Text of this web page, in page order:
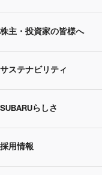
SUBARUのありたい姿
SUBARU 2025方針
事業所・関係会社
ニュースルームトップ
ニュースリリース
株主・投資家の皆様へ
株主・投資家の皆様へトップ
企業・経営
IRライブラリー
サステナビリティ
サステナビリティトップ
CEOサステナビリティ
SUBARUらしさ
SUBARUらしさトップ
採用情報